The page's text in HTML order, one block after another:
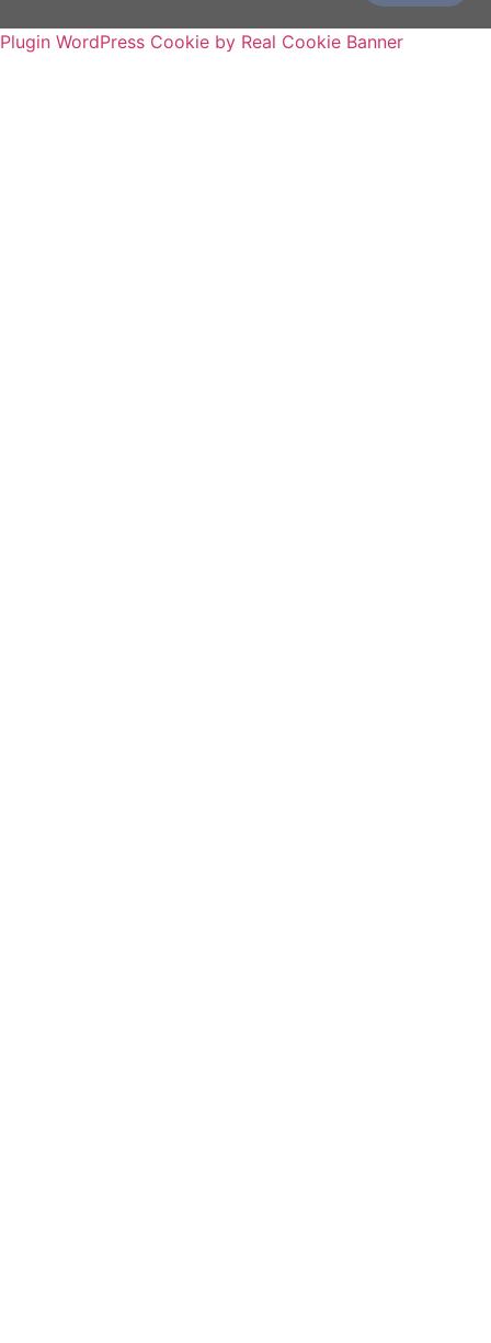
Plugin WordPress Cookie by Real Cookie Banner